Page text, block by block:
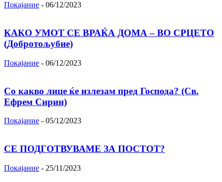
Покајание - 06/12/2023
КАКО УМОТ СЕ ВРАЌА ДОМА – ВО СРЦЕТО
(Добротољубие)
Покајание - 06/12/2023
Со какво лице ќе излезам пред Господа? (Св.
Ефрем Сирин)
Покајание - 05/12/2023
СЕ ПОДГОТВУВАМЕ ЗА ПОСТОТ?
Покајание - 25/11/2023